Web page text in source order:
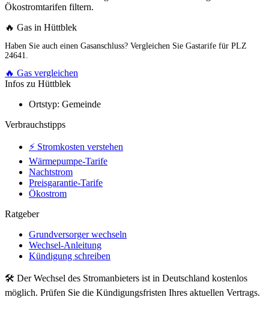
Ökostromtarifen filtern.
🔥 Gas in Hüttblek
Haben Sie auch einen Gasanschluss? Vergleichen Sie Gastarife für PLZ
24641.
🔥 Gas vergleichen
Infos zu Hüttblek
Ortstyp: Gemeinde
Verbrauchstipps
⚡ Stromkosten verstehen
Wärmepumpe-Tarife
Nachtstrom
Preisgarantie-Tarife
Ökostrom
Ratgeber
Grundversorger wechseln
Wechsel-Anleitung
Kündigung schreiben
🛠 Der Wechsel des Stromanbieters ist in Deutschland kostenlos
möglich. Prüfen Sie die Kündigungsfristen Ihres aktuellen Vertrags.